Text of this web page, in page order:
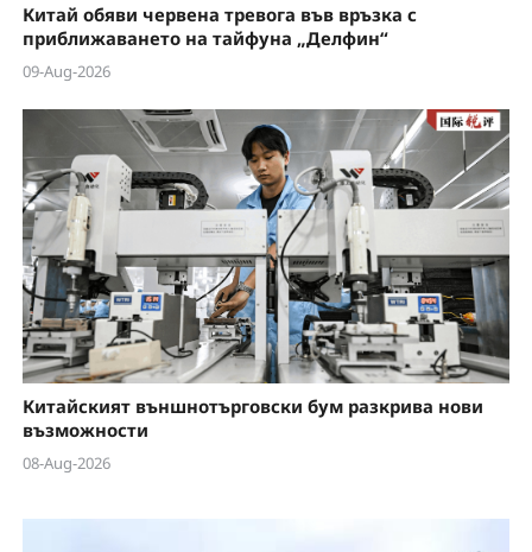
Китай обяви червена тревога във връзка с
приближаването на тайфуна „Делфин“
09-Aug-2026
Китайският външнотърговски бум разкрива нови
възможности
08-Aug-2026